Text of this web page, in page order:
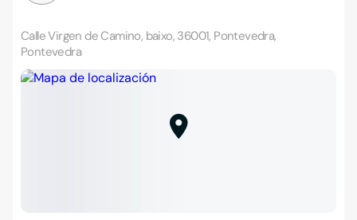
Calle Virgen de Camino, baixo, 36001, Pontevedra,
Pontevedra